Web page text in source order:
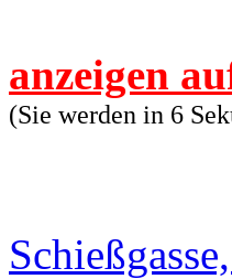
anzeigen
(Sie werden in 6